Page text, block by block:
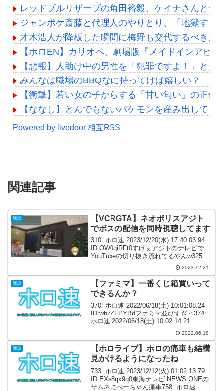
レッドブルリザーブの角田裕毅、ケイナさんと一
ジャンポケ斎藤と代理人のやりとり、「地獄す
才木浩人が降板した瞬間に梅野も交代するべきだ
【ホロEN】カリオペ、劇場版『メイドインアビ
【悲報】人助け中の男性を「犯罪ですよ！」と
みんなは職場のBBQなに持ってけば嬉しい？
【衝撃】若い女の子からする「甘い匂い」の正
【ななし】とんでもないバケモンを産み出して
Powered by livedoor 相互RSS
関連記事
雑談
【VCRGTA】ネオポリスアジト
でボスの配信を同時視聴してます
310: ホロ速 2023/12/20(水) 17:40:03.94
ID:OW0qiRFt0すげぇアジトのテレビで
YouTubeの切り抜き流れてるやんw325:
ホロ速 2023/12/20(水) 17:43:38.352023.12.21
雑談
【ファミマ】一番くじ箱買いって
できるんか？
370: ホロ速 2022/06/18(土) 10:01:08.24
ID:wh7ZFPYBdファミマ並びすぎィ374:
ホロ速 2022/06/18(土) 10:02:14.21
ID:mdudtV1g0>>370一番くじ引きに行っ
2022.06.18
雑談
【ホロライブ】ホロの痛車も結構
見かけるようになったね
733: ホロ速 2023/12/12(火) 01:02:13.79
ID:EXs8qx9q0東海テレビ NEWS ONEの
サムネにべーちゃん痛車758: ホロ速